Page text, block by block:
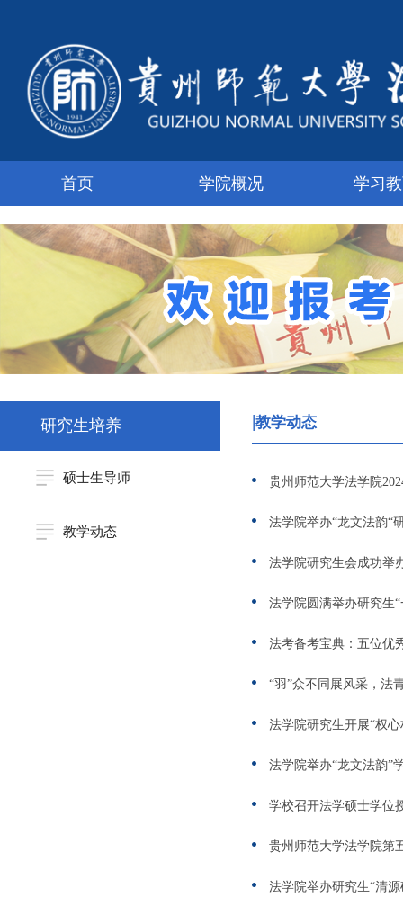
首页 学院概况 学习
研究生培养
硕士生导师
教学动态
教学动态
贵州师范大学法学院
法学院举办“龙文法韵“
法学院研究生会成功举
法学院圆满举办研究生
法考备考宝典：五位优
“羽”众不同展风采，法
法学院研究生开展“权
法学院举办“龙文法韵”
学校召开法学硕士学位
贵州师范大学法学院第
法学院举办研究生“清